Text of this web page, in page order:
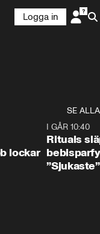
Logga in
SE ALLA
lockar
I GÅR 10:40
Rituals
”Sjukaste”